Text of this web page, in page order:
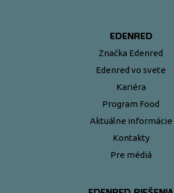
EDENRED
Značka Edenred
Edenred vo svete
Kariéra
Program Food
Aktuálne informácie
Kontakty
Pre médiá